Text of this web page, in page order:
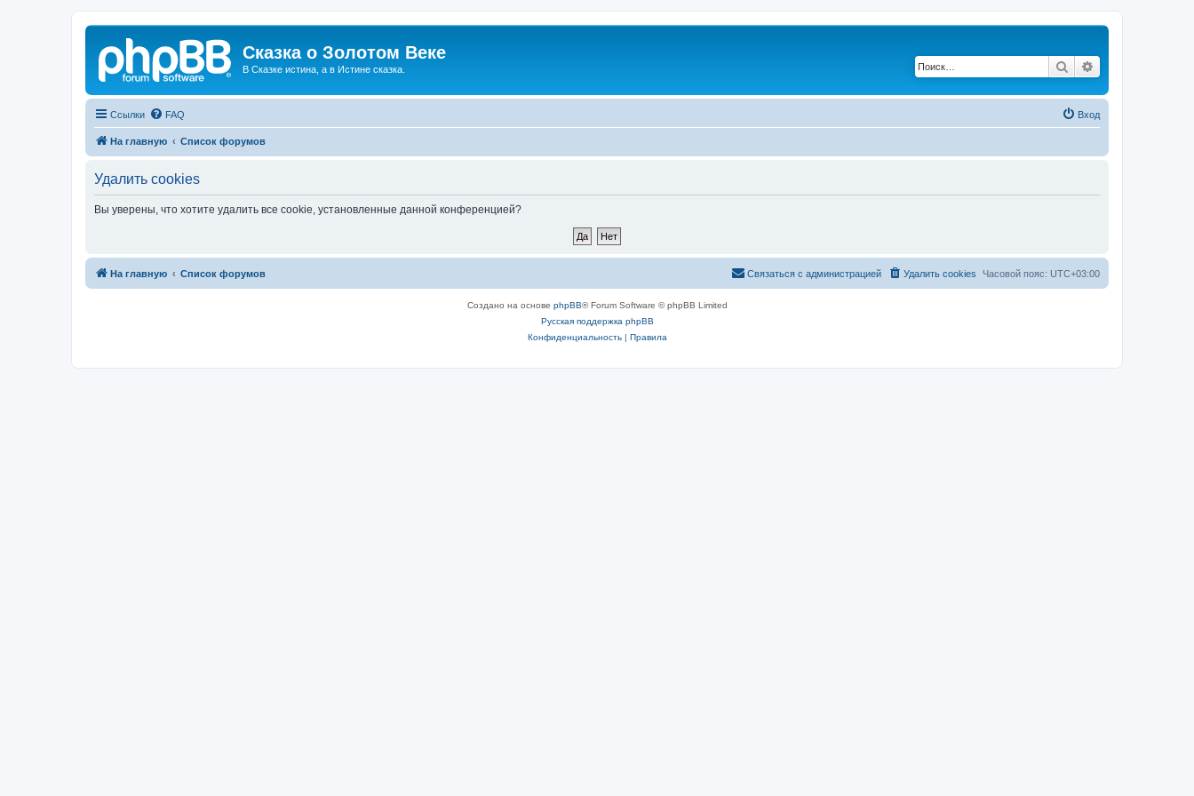
Сказка о Золотом Веке
В Сказке истина, а в Истине сказка. Поиск
Ссылки FAQ Вход
На главную Список форумов
Удалить cookies
Вы уверены, что хотите удалить все cookie, установленные данной конференцией?
На главную Список форумов Часовой пояс: UTC+03:00
Удалить cookies
Связаться с администрацией
Создано на основе phpBB® Forum Software © phpBB Limited
Русская поддержка phpBB
Конфиденциальность| Правила